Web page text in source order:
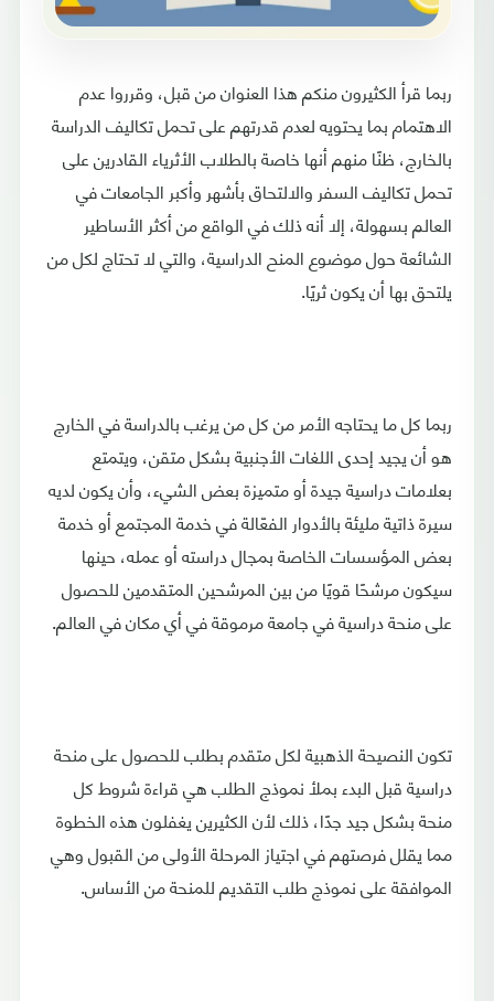
ربما قرأ الكثيرون منكم هذا العنوان من قبل، وقرروا عدم
الاهتمام بما يحتويه لعدم قدرتهم على تحمل تكاليف الدراسة
بالخارج، ظنًا منهم أنها خاصة بالطلاب الأثرياء القادرين على
تحمل تكاليف السفر والالتحاق بأشهر وأكبر الجامعات في
العالم بسهولة، إلا أنه ذلك في الواقع من أكثر الأساطير
الشائعة حول موضوع المنح الدراسية، والتي لا تحتاج لكل من
يلتحق بها أن يكون ثريًا.
ربما كل ما يحتاجه الأمر من كل من يرغب بالدراسة في الخارج
هو أن يجيد إحدى اللغات الأجنبية بشكل متقن، ويتمتع
بعلامات دراسية جيدة أو متميزة بعض الشيء، وأن يكون لديه
سيرة ذاتية مليئة بالأدوار الفعّالة في خدمة المجتمع أو خدمة
بعض المؤسسات الخاصة بمجال دراسته أو عمله، حينها
سيكون مرشحًا قويًا من بين المرشحين المتقدمين للحصول
على منحة دراسية في جامعة مرموقة في أي مكان في العالم.
تكون النصيحة الذهبية لكل متقدم بطلب للحصول على منحة
دراسية قبل البدء بملأ نموذج الطلب هي قراءة شروط كل
منحة بشكل جيد جدًا، ذلك لأن الكثيرين يغفلون هذه الخطوة
مما يقلل فرصتهم في اجتياز المرحلة الأولى من القبول وهي
الموافقة على نموذج طلب التقديم للمنحة من الأساس.